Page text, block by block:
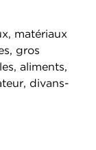
matériaux
gros
aliments,
divans-